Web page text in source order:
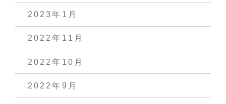
2023年1月
2022年11月
2022年10月
2022年9月